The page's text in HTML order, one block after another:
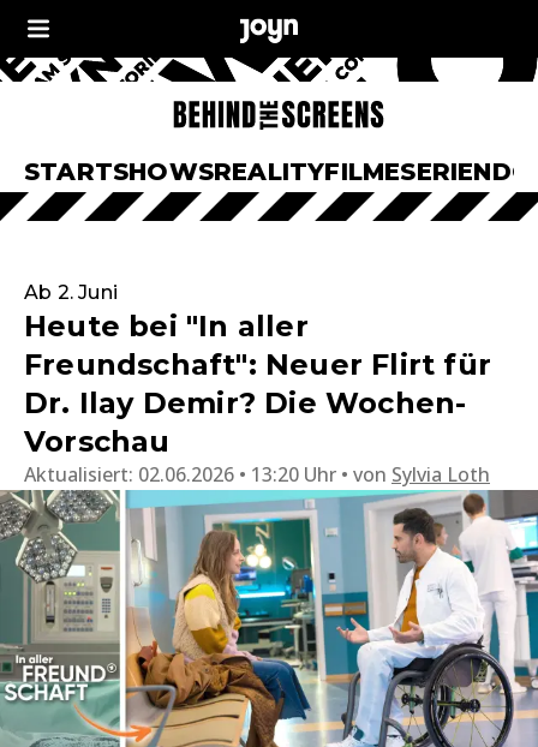
STARTSHOWSREALITYFILMESERIEN
Ab 2. Juni
Heute bei "In aller
Freundschaft": Neuer Flirt für
Dr. Ilay Demir? Die Wochen-
Vorschau
Aktualisiert: 02.06.2026 • 13:20 Uhr von Sylvia Loth